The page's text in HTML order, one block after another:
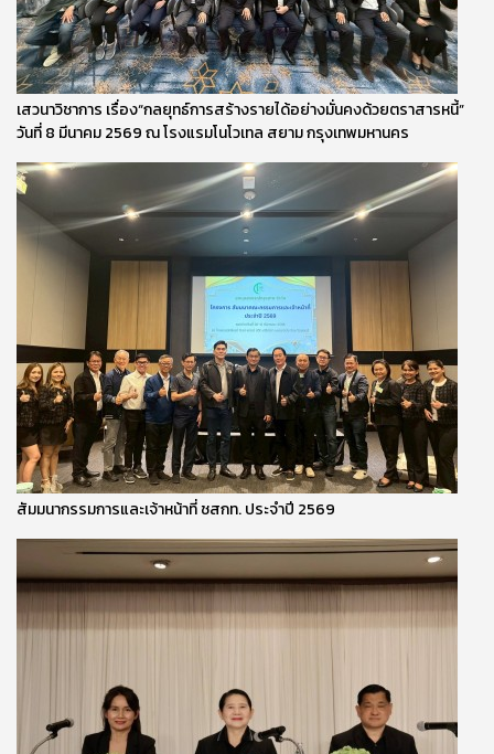
เสวนาวิชาการ เรื่อง“กลยุทธ์การสร้างรายได้อย่างมั่นคงด้วยตราสารหนี้”
วันที่ 8 มีนาคม 2569 ณ โรงแรมโนโวเทล สยาม กรุงเทพมหานคร
สัมมนากรรมการและเจ้าหน้าที่ ชสกท. ประจำปี 2569